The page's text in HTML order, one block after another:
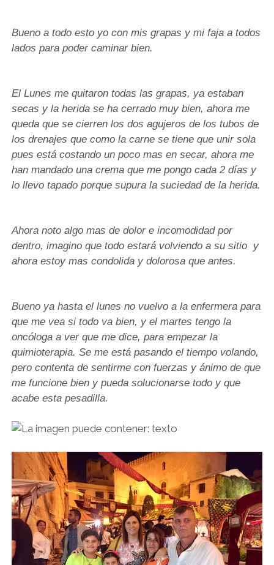
Bueno a todo esto yo con mis grapas y mi faja a todos
lados para poder caminar bien.
El Lunes me quitaron todas las grapas, ya estaban
secas y la herida se ha cerrado muy bien, ahora me
queda que se cierren los dos agujeros de los tubos de
los drenajes que como la carne se tiene que unir sola
pues está costando un poco mas en secar, ahora me
han mandado una crema que me pongo cada 2 días y
lo llevo tapado porque supura la suciedad de la herida.
Ahora noto algo mas de dolor e incomodidad por
dentro, imagino que todo estará volviendo a su sitio y
ahora estoy mas condolida y dolorosa que antes.
Bueno ya hasta el lunes no vuelvo a la enfermera para
que me vea si todo va bien, y el martes tengo la
oncóloga a ver que me dice, para empezar la
quimioterapia. Se me está pasando el tiempo volando,
pero contenta de sentirme con fuerzas y ánimo de que
me funcione bien y pueda solucionarse todo y que
acabe esta pesadilla.